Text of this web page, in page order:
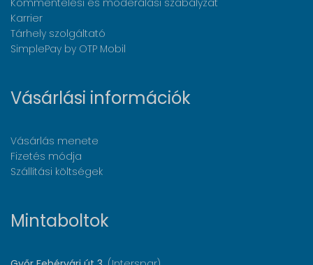
Kommentelési és moderálási szabályzat
Karrier
Tárhely szolgáltató
SimplePay by OTP Mobil
Vásárlási információk
Vásárlás menete
Fizetés módja
Szállítási költségek
Mintaboltok